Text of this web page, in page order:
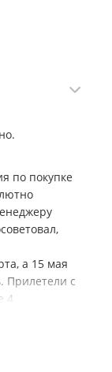
по покупке
а 15 мая
Прилетели с
4
ходом. Весь